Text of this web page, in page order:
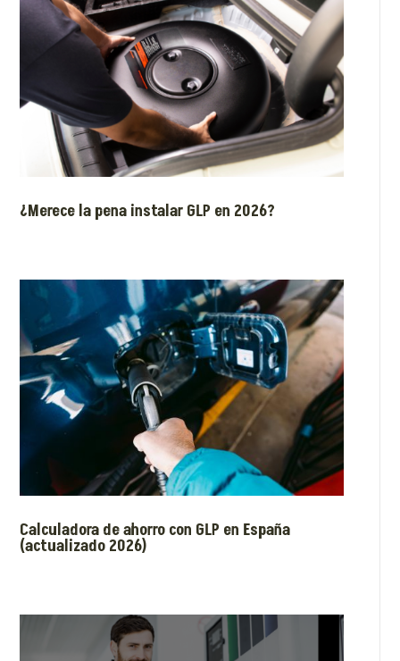
¿Merece la pena instalar GLP en 2026?
Calculadora de ahorro con GLP en España
(actualizado 2026)